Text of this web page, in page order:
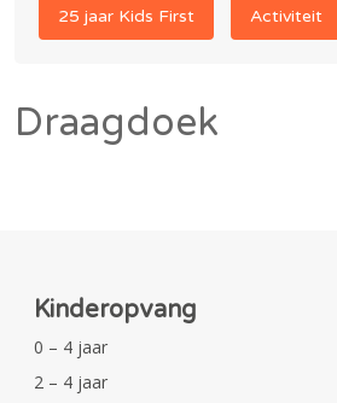
25 jaar Kids First Activiteit
Draagdoek
Kinderopvang
0 – 4 jaar
2 – 4 jaar